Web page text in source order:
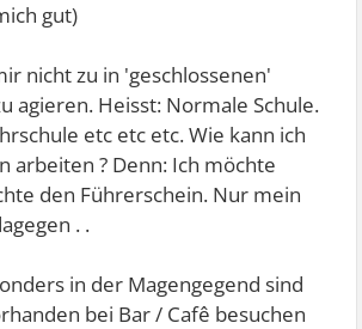
gut)
nicht zu in 'geschlossenen'
agieren. Heisst: Normale Schule.
etc etc etc. Wie kann ich
arbeiten ? Denn: Ich möchte
den Führerschein. Nur mein
. .
in der Magengegend sind
bei Bar / Cafê besuchen